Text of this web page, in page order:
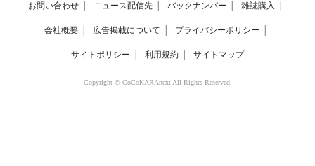
お問い合わせ ニュース配信先 バックナンバー 雑誌購入
会社概要 広告掲載について プライバシーポリシー
サイトポリシー 利用規約 サイトマップ
Copyright © CoCoKARAnext All Rights Reserved.